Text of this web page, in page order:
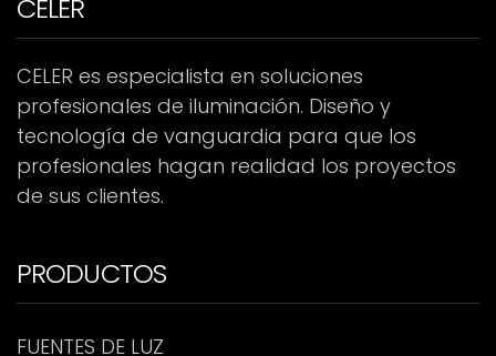
CELER
CELER es especialista en soluciones
profesionales de iluminación. Diseño y
tecnología de vanguardia para que los
profesionales hagan realidad los proyectos
de sus clientes.
PRODUCTOS
FUENTES DE LUZ